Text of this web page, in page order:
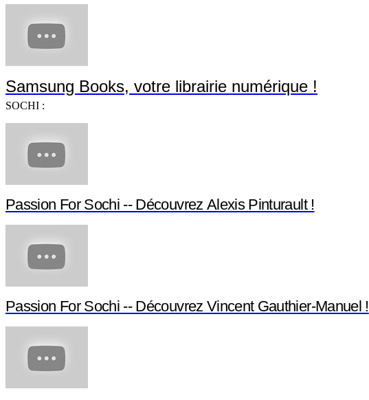
Samsung Books, votre librairie numérique !
SOCHI :
Passion For Sochi -- Découvrez Alexis Pinturault !
Passion For Sochi -- Découvrez Vincent Gauthier-Manuel !